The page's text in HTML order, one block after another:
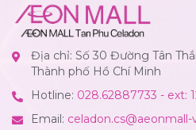
Địa chỉ: Số 30 Đường Tân
Thành phố Hồ Chí Minh
Hotline: 028.62887733 - ext:
Email: